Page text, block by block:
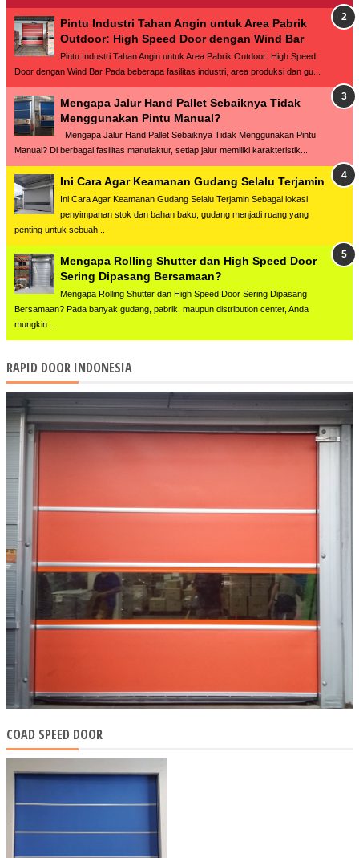
Pintu Industri Tahan Angin untuk Area Pabrik
Outdoor: High Speed Door dengan Wind Bar
Pintu Industri Tahan Angin untuk Area Pabrik Outdoor: High Speed
Door dengan Wind Bar Pada beberapa fasilitas industri, area produksi dan gu...
Mengapa Jalur Hand Pallet Sebaiknya Tidak
Menggunakan Pintu Manual?
Mengapa Jalur Hand Pallet Sebaiknya Tidak Menggunakan Pintu
Manual? Di berbagai fasilitas manufaktur, setiap jalur memiliki karakteristik...
Ini Cara Agar Keamanan Gudang Selalu Terjamin
Ini Cara Agar Keamanan Gudang Selalu Terjamin Sebagai lokasi
penyimpanan stok dan bahan baku, gudang menjadi ruang yang
penting untuk sebuah...
Mengapa Rolling Shutter dan High Speed Door
Sering Dipasang Bersamaan?
Mengapa Rolling Shutter dan High Speed Door Sering Dipasang
Bersamaan? Pada banyak gudang, pabrik, maupun distribution center, Anda
mungkin ...
RAPID DOOR INDONESIA
COAD SPEED DOOR